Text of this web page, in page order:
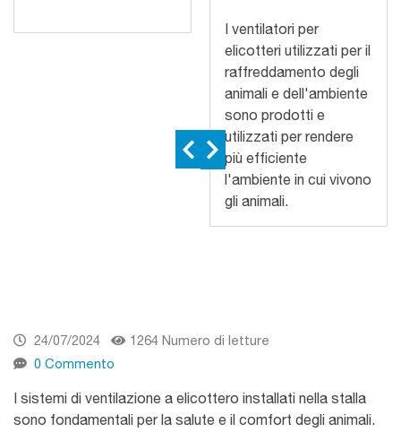
I ventilatori per
elicotteri utilizzati per il
raffreddamento degli
animali e dell'ambiente
sono prodotti e
utilizzati per rendere
più efficiente
l'ambiente in cui vivono
gli animali.
24/07/2024
1264 Numero di letture
0 Commento
I sistemi di ventilazione a elicottero installati nella stalla
sono fondamentali per la salute e il comfort degli animali.